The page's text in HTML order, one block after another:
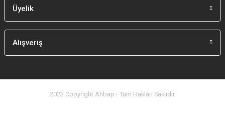
Üyelik
Alışveriş
2023 Copyright Ahbap - Tüm Hakları Saklıdır.